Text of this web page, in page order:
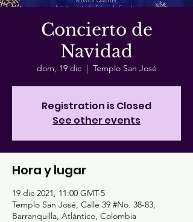
Concierto de
Navidad
dom, 19 dic
  |
Templo San José
Registration is Closed
See other events
Hora y lugar
19 dic 2021, 11:00 GMT-5
Templo San José, Calle 39 #No. 38-83,
Barranquilla, Atlántico, Colombia